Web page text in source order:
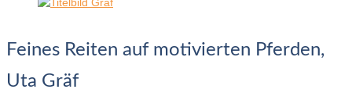
Feines Reiten auf motivierten Pferden,
Uta Gräf